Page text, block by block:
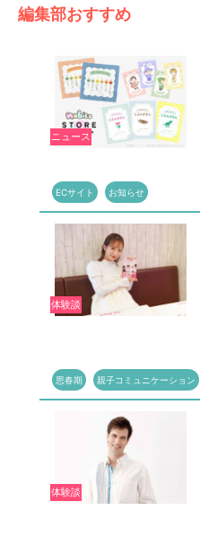
編集部おすすめ
ニュース
ECサイト お知らせ
体験談
思春期 親子コミュニケーション
体験談